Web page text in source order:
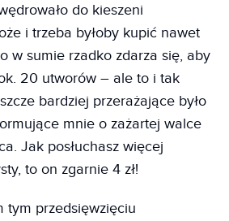
do kieszeni
i trzeba byłoby kupić nawet
w sumie rzadko zdarza się, aby
20 utworów – ale to i tak
bardziej przerażające było
mnie o zażartej walce
Jak posłuchasz więcej
to on zgarnie 4 zł!
tym przedsięwzięciu